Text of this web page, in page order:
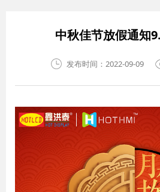
中秋佳节放假通知
发布时间：2022-09-09